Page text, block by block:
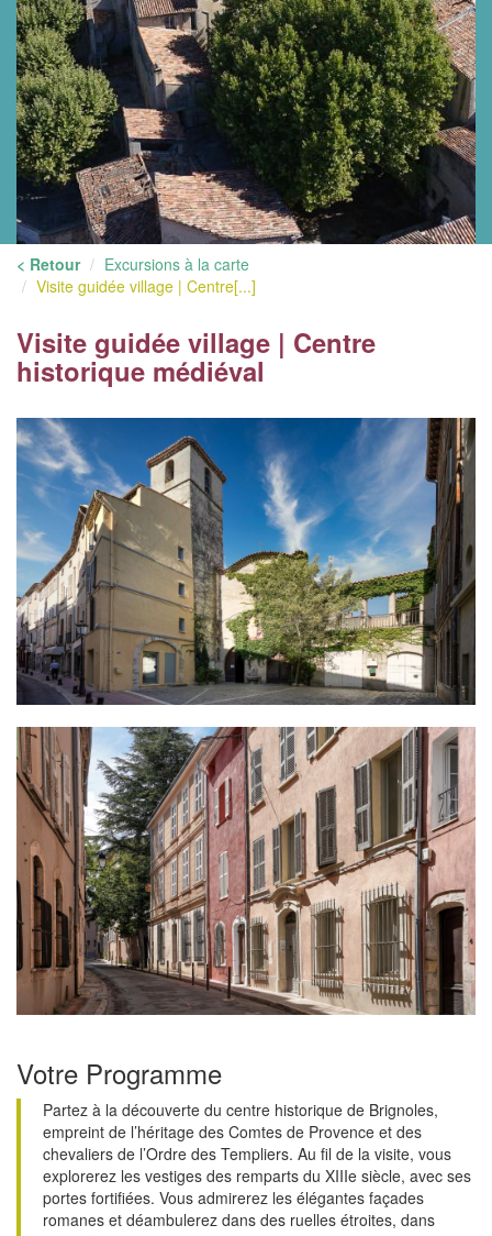
< Retour
Excursions à la carte
Visite guidée village | Centre[...]
Visite guidée village | Centre
historique médiéval
Votre Programme
Partez à la découverte du centre historique de Brignoles,
empreint de l’héritage des Comtes de Provence et des
chevaliers de l’Ordre des Templiers. Au fil de la visite, vous
explorerez les vestiges des remparts du XIIIe siècle, avec ses
portes fortifiées. Vous admirerez les élégantes façades
romanes et déambulerez dans des ruelles étroites, dans